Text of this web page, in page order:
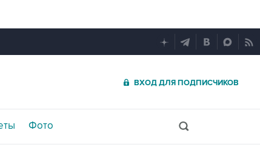
ВХОД ДЛЯ ПОДПИСЧИКОВ
Фото